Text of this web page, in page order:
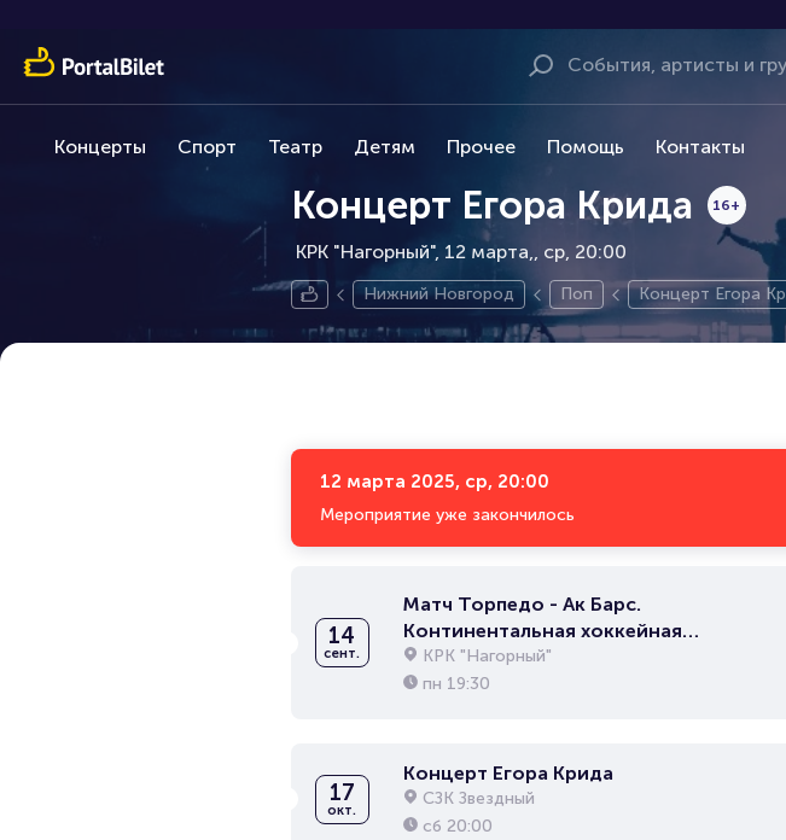
Концерты Спорт Театр Детям Прочее Помощь Контакты
Концерт Егора Крида
КРК "Нагорный", 12 марта,
16+
ср, 20:00
Нижний Новгород Поп Концерт Егора
12 марта 2025, ср, 20:00
Мероприятие уже закончилось
14
сент.
Матч Торпедо - Ак Барс.
Континентальная хоккейная
лигаКРК "Нагорный"
пн 19:30
17
окт.
Концерт Егора Крида
СЗК Звездный
сб 20:00